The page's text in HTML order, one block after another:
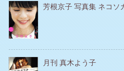
芳根京子 写真集 ネコソ
月刊 真木よう子